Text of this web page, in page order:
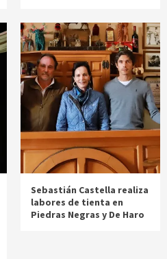
Sebastián Castella realiza
labores de tienta en
Piedras Negras y De Haro